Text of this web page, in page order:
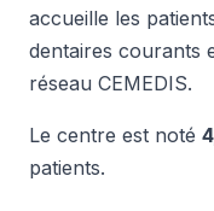
accueille les
dentaires courants
réseau CEMEDIS.
Le centre est noté
patients.